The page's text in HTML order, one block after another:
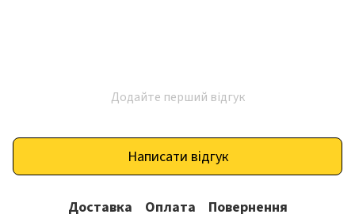
Додайте перший відгук
Написати відгук
Доставка Оплата Повернення